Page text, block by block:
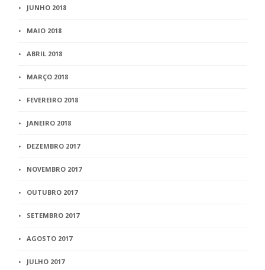
JUNHO 2018
MAIO 2018
ABRIL 2018
MARÇO 2018
FEVEREIRO 2018
JANEIRO 2018
DEZEMBRO 2017
NOVEMBRO 2017
OUTUBRO 2017
SETEMBRO 2017
AGOSTO 2017
JULHO 2017